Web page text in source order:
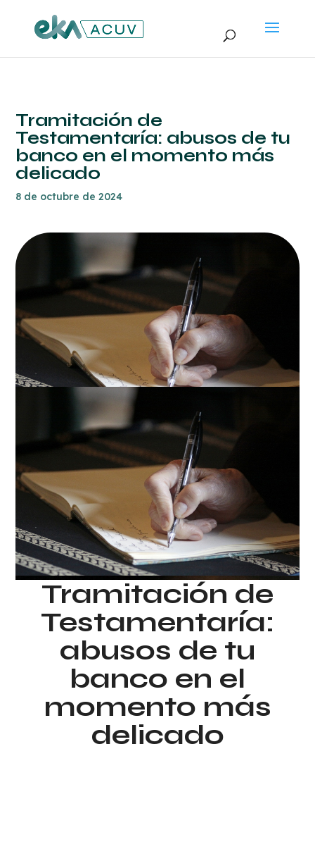
Tramitación de
Testamentaría: abusos de tu
banco en el momento más
delicado
8 de octubre de 2024
Tramitación de
Testamentaría:
abusos de tu
banco en el
momento más
delicado